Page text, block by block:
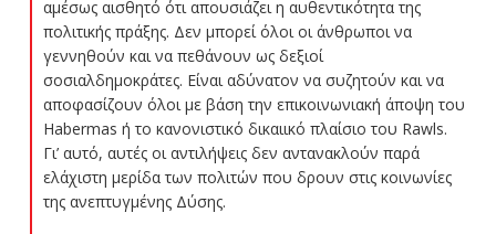
αμέσως αισθητό ότι απουσιάζει η αυθεντικότητα της
πολιτικής πράξης. Δεν μπορεί όλοι οι άνθρωποι να
γεννηθούν και να πεθάνουν ως δεξιοί
σοσιαλδημοκράτες. Είναι αδύνατον να συζητούν και να
αποφασίζουν όλοι με βάση την επικοινωνιακή άποψη του
Habermas ή το κανονιστικό δικαιικό πλαίσιο του Rawls.
Γι’ αυτό, αυτές οι αντιλήψεις δεν αντανακλούν παρά
ελάχιστη μερίδα των πολιτών που δρουν στις κοινωνίες
της ανεπτυγμένης Δύσης.